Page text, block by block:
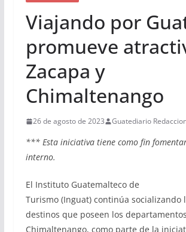
Viajando por
promueve
Zacapa y
Chimaltenango
26 de agosto de 2023 Guatediario
*** Esta iniciativa tiene como fin
interno.
El Instituto Guatemalteco de
Turismo (Inguat) continúa socializando
destinos que poseen los
Chimaltenango, como parte de la